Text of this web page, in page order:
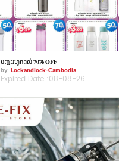
បញ្ចុះរហូតដល់ 𝟕𝟎% 𝐎𝐅𝐅
by Lockandlock-Cambodia
Expired Date :08-08-26